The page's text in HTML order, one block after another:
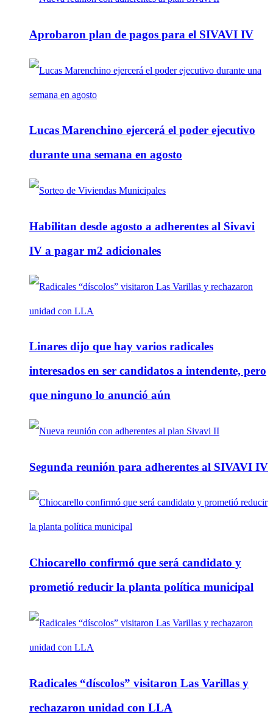
Aprobaron plan de pagos para el SIVAVI IV
Lucas Marenchino ejercerá el poder ejecutivo
durante una semana en agosto
Habilitan desde agosto a adherentes al Sivavi
IV a pagar m2 adicionales
Linares dijo que hay varios radicales
interesados en ser candidatos a intendente, pero
que ninguno lo anunció aún
Segunda reunión para adherentes al SIVAVI IV
Chiocarello confirmó que será candidato y
prometió reducir la planta política municipal
Radicales “díscolos” visitaron Las Varillas y
rechazaron unidad con LLA